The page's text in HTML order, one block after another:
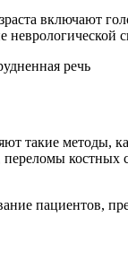
включают
такие методы,
пациентов,